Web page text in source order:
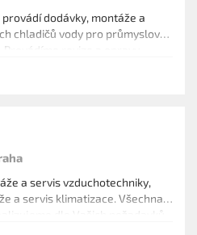
dodávky, montáže a
chladičů vody pro průmyslové
revize a opravy
dříve instalovaných všech
i zahraničních.
a servis vzduchotechniky,
a servis klimatizace. Všechna
dle Vašich požadavků
státních institucí nebo